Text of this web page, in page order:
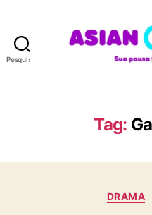
Pesquisar
Tag:
DRAMA